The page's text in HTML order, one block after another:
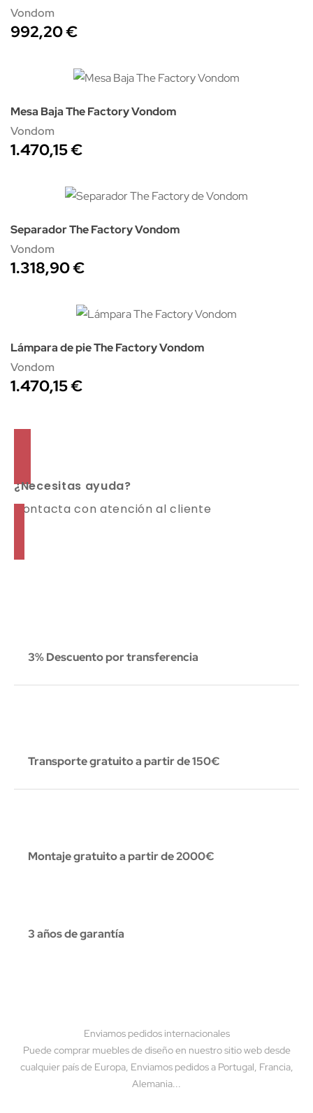
Vondom
992,20 €
Mesa Baja The Factory Vondom
Vondom
1.470,15 €
Separador The Factory Vondom
Vondom
1.318,90 €
Lámpara de pie The Factory Vondom
Vondom
1.470,15 €
¿Necesitas ayuda?
Contacta con atención al cliente
3% Descuento por transferencia
Transporte gratuito a partir de 150€
Montaje gratuito a partir de 2000€
3 años de garantía
Enviamos pedidos internacionales
Puede comprar muebles de diseño en nuestro sitio web desde
cualquier país de Europa, Enviamos pedidos a Portugal, Francia,
Alemania...